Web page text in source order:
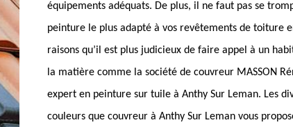
équipements adéquats. De plus, il ne faut pas se
peinture le plus adapté à vos revêtements de toiture
raisons qu’il est plus judicieux de faire appel à un
la matière comme la société de couvreur MASSON
expert en peinture sur tuile à Anthy Sur Leman. Les
couleurs que couvreur à Anthy Sur Leman vous